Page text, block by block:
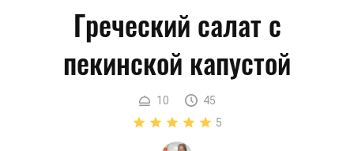
Греческий салат с
пекинской капустой
10
45
5